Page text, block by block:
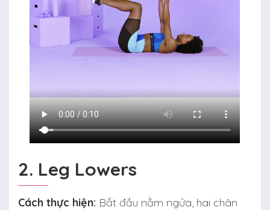
2. Leg Lowers
Cách thực hiện: Bắt đầu nằm ngửa, hai chân